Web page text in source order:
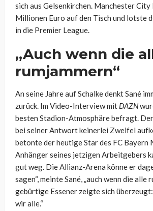
sich aus Gelsenkirchen. Manchester
Millionen Euro auf den Tisch und lotste
in die Premier League.
„Auch wenn die
rumjammern“
An seine Jahre auf Schalke denkt Sané
zurück. Im Video-Interview mit DAZN
besten Stadion-Atmosphäre befragt.
bei seiner Antwort keinerlei Zweifel
betonte der heutige Star des FC Bayern
Anhänger seines jetzigen Arbeitgebers
gut weg. Die Allianz-Arena könne er
sagen“, meinte Sané, „auch wenn die alle
gebürtige Essener zeigte sich überzeugt:
wir alle.“